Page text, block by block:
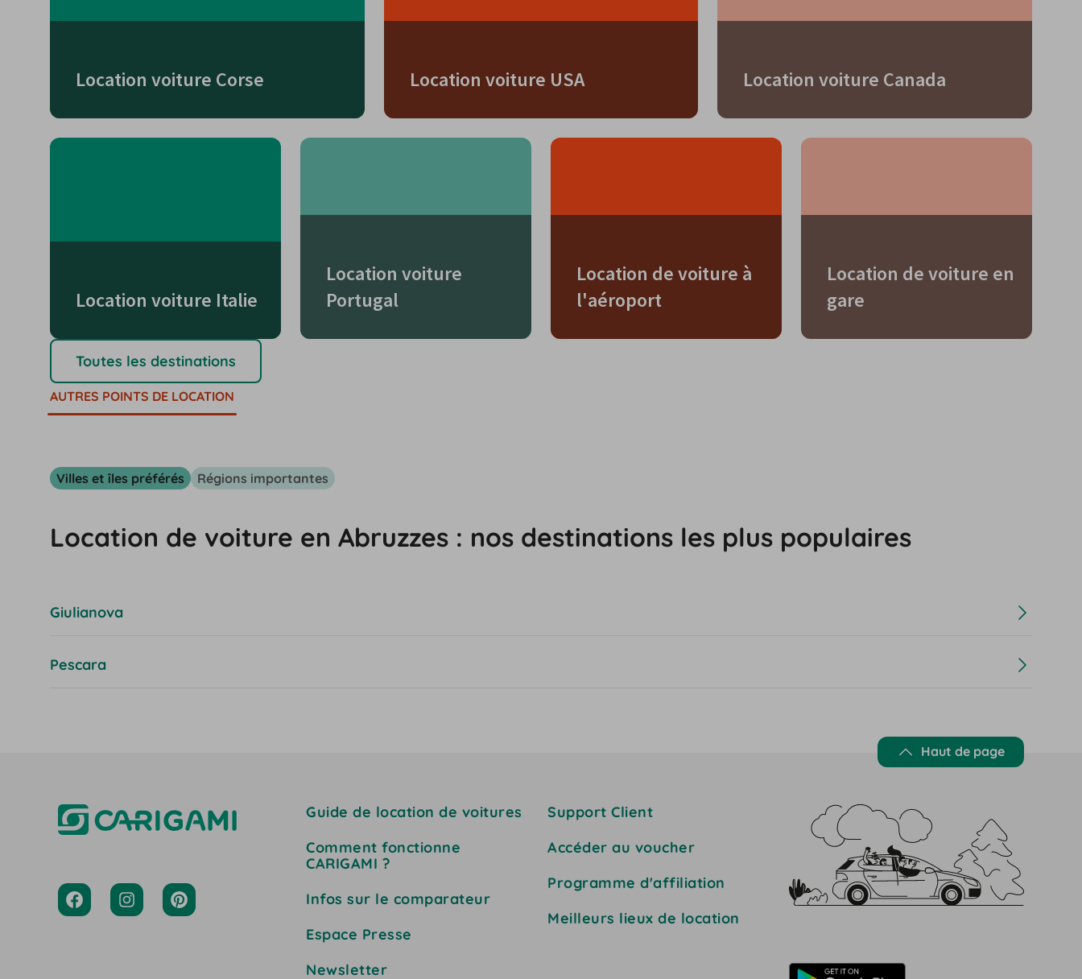
Location voiture Corse Location voiture USA Location voiture Canada
Location voiture Italie
Location voiture
Portugal
Location de voiture à
l'aéroport
Location de voiture en
gare
Toutes les destinations
AUTRES POINTS DE LOCATION
Villes et îles préférés Régions importantes
Location de voiture en Abruzzes : nos destinations les plus populaires
Giulianova
Pescara
Haut de page
Guide de location de voitures
Comment fonctionne
CARIGAMI ?
Infos sur le comparateur
Espace Presse
Newsletter
Support Client
Accéder au voucher
Programme d'affiliation
Meilleurs lieux de location